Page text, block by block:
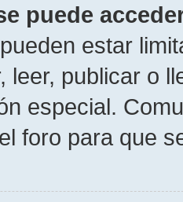
puede
estar
leer, publicar o
especial.
foro para que